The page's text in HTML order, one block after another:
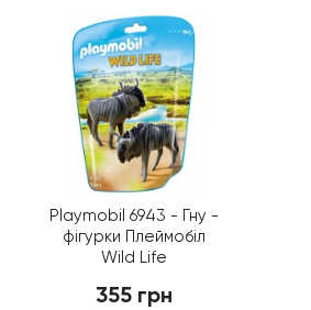
Playmobil 6943 - Гну -
фігурки Плеймобіл
Wild Life
355 грн